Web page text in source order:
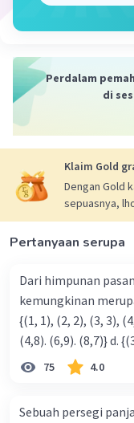
(1) Jika
= [5 x (-4)] +
= [-(5 x 4)] +
= -(20 + 10)
= -30.
(2) Jika
5 x {-4 - (-2)}
= [5 x (-4)] -
= [-20] - [-10]
= -20 + 10
= 10 - 20
= -10.
Jadi, hasil
Perdalam
di
Klaim Gold
Dengan Gold
sepuasnya,
Pertanyaan serupa
Dari himpunan
kemungkinan merupakan ko-
{(1, 1), (2, 2), (3, 3), (4,4)} b. {(1, 2), (2, 3), (3, 4).
(4,8).
75 4.0
Sebuah persegi